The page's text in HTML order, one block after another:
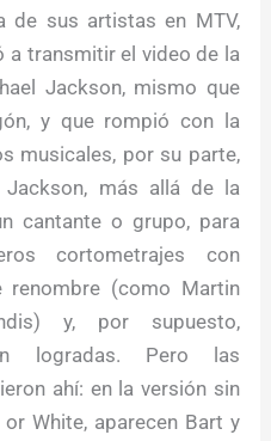
de sus artistas en MTV,
a transmitir el video de la
Jackson, mismo que
y que rompió con la
musicales, por su parte,
Jackson, más allá de la
cantante o grupo, para
cortometrajes con
renombre (como Martin
y, por supuesto,
logradas. Pero las
ahí: en la versión sin
White, aparecen Bart y